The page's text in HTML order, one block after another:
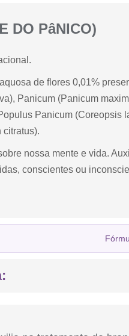
DO PâNICO)
de flores 0,01%
Panicum (Panicum
Panicum (Coreopsis
citratus).
nossa mente e vida.
conscientes ou